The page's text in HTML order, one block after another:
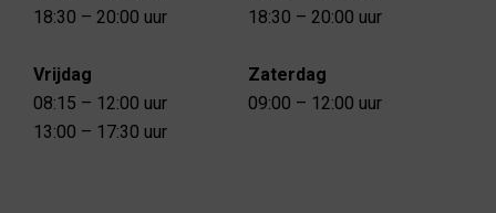
18:30 – 20:00 uur
18:30 – 20:00 uur
Vrijdag
08:15 – 12:00 uur
13:00 – 17:30 uur
Zaterdag
09:00 – 12:00 uur